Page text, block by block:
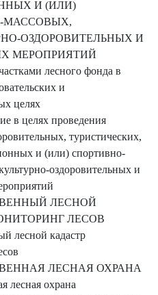
И (ИЛИ)
МАССОВЫХ,
ОЗДОРОВИТЕЛЬНЫХ И
МЕРОПРИЯТИЙ
лесного фонда в
и
целях
в целях проведения
туристических,
и (или) спортивно-
оздоровительных и
ЛЕСНОЙ
ЛЕСОВ
лесной кадастр
ЛЕСНАЯ ОХРАНА
лесная охрана